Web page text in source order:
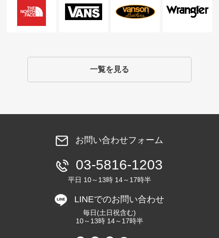
一覧を見る
お問い合わせフォーム
03-5816-1203
平日 10～13時 14～17時半
LINEでのお問い合わせ
毎日(土日祝含む)
10～13時 14～17時半